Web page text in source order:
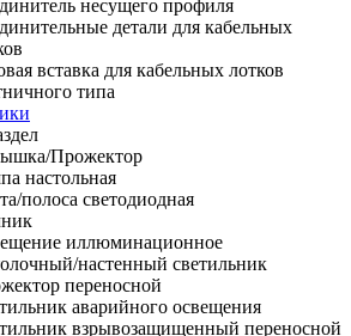
несущего профиля
детали для кабельных
вставка для кабельных лотков
типа
Прожектор
настольная
полоса светодиодная
иллюминационное
настенный светильник
переносной
аварийного освещения
взрывозащищенный переносной